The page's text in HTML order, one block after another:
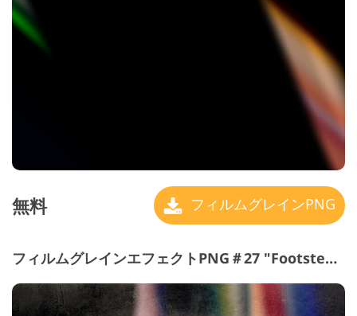
無料 フィルムグレインPNG
フィルムグレインエフェクトPNG＃27 "Footsteps の the Future"